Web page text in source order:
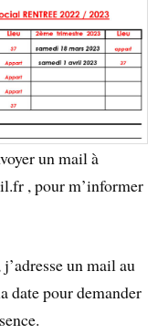
un mail à
, pour m’informer
un mail au
date pour demander